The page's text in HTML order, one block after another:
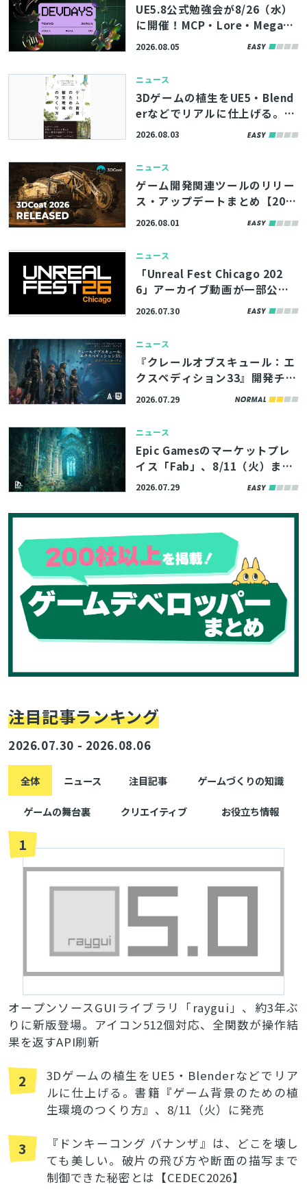
UE5.8公式勉強会が8/26（水）
に開催！MCP・Lore・MegaLi
ghtsなど、最新機能やツールの
着100名まで参加者募集中
2026.08.05
ニュース
3Dゲームの植生をUE5・Blend
erなどでリアルに仕上げる。書
籍『ゲーム背景のための植生環
2026.08.03
ニュース
ゲーム開発関連ツールのリリー
ス・アップデートまとめ【202
6/8/1】
2026.08.01
ニュース
「Unreal Fest Chicago 202
6」アーカイブ動画が一部公
開。UE5.8の新機能やバージョ
マンス最適化解説など
2026.07.30
ニュース
『クレールオブスキュール：エ
クスペディション33』開発チー
ムの講演資料4本が公開。シー
ント
2026.07.29
ニュース
Epic Gamesのマーケットプレ
イス「Fab」、8/11（火）まで
の期間限定で無料コンテンツを
イメージした環境アセットなど
2026.07.29
注目記事ランキング
2026.07.30 - 2026.08.06
全体 ニュース 注目記事 ゲームづくりの知識
ゲームの舞台裏 クリエイティブ お役立ち情報
1
オープンソースGUIライブラリ「raygui」、約3年ぶ
りに新版登場。アイコン512個対応、全関数が操作結
果を返すAPI刷新
2
3Dゲームの植生をUE5・Blenderなどでリア
ルに仕上げる。書籍『ゲーム背景のための植
生環境のつくり方』、8/11（火）に発売
3
『ドンキーコング バナンザ』は、どこを壊し
ても美しい。破片の飛び方や断面の描写まで
制御できた秘密とは【CEDEC2026】
とじる
検索